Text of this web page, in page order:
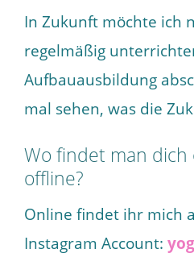
In Zukunft möchte ich
regelmäßig
Aufbauausbildung
mal sehen, was die
Wo findet man
offline?
Online findet ihr mich
Instagram Account: